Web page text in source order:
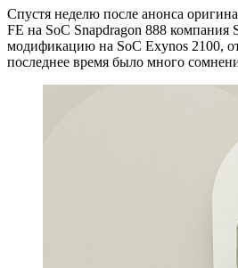
Спустя неделю после анонса
FE на SoC Snapdragon 888 компания
модификацию на SoC Exynos 2100,
последнее время было много